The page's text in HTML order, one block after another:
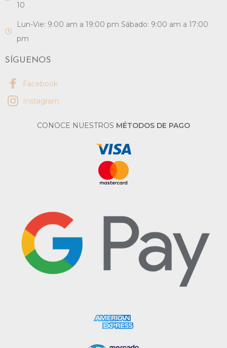
10
Lun-Vie: 9:00 am a 19:00 pm Sábado: 9:00 am a 17:00
pm
SÍGUENOS
Facebook
Instagram
CONOCE NUESTROS MÉTODOS DE PAGO